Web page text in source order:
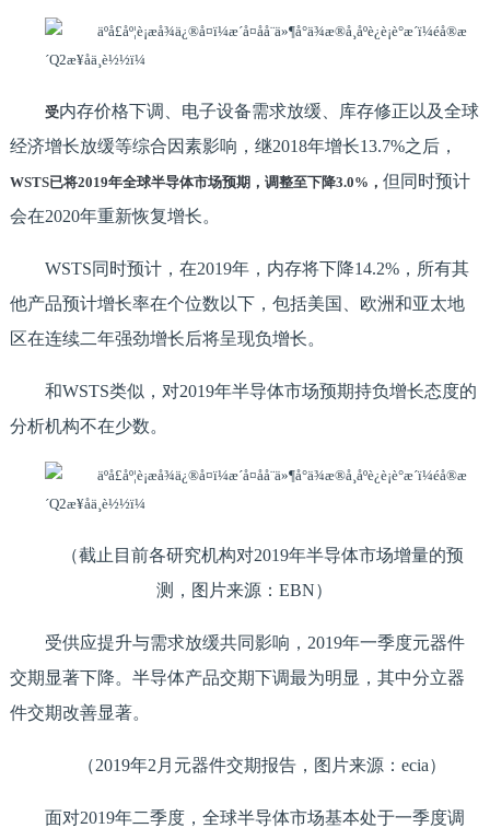
受内存价格下调、电子设备需求放缓、库存修正以及全球
经济增长放缓等综合因素影响，继2018年增长13.7%之后，
WSTS已将2019年全球半导体市场预期，调整至下降3.0%， 但同时预计
会在2020年重新恢复增长。
WSTS同时预计，在2019年，内存将下降14.2%，所有其
他产品预计增长率在个位数以下，包括美国、欧洲和亚太地
区在连续二年强劲增长后将呈现负增长。
和WSTS类似，对2019年半导体市场预期持负增长态度的
分析机构不在少数。
（截止目前各研究机构对2019年半导体市场增量的预
测，图片来源：EBN）
受供应提升与需求放缓共同影响，2019年一季度元器件
交期显著下降。半导体产品交期下调最为明显，其中分立器
件交期改善显著。
（2019年2月元器件交期报告，图片来源：ecia）
面对2019年二季度，全球半导体市场基本处于一季度调